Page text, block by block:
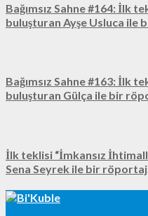
Bağımsız Sahne #164: İlk
buluşturan Ayşe Usluca
Bağımsız Sahne #163: İlk
buluşturan Gülça ile bir
İlk teklisi “İmkansız
Sena Seyrek ile bir